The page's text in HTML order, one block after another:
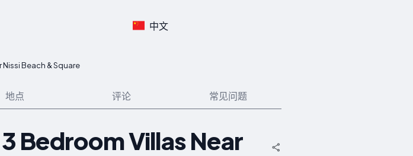
中文
Nissi Beach & Square
地点 评论 常见问题
Bedroom Villas Near